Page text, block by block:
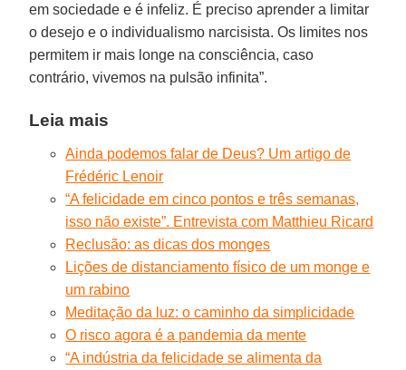
em sociedade e é infeliz. É preciso aprender a limitar
o desejo e o individualismo narcisista. Os limites nos
permitem ir mais longe na consciência, caso
contrário, vivemos na pulsão infinita”.
Leia mais
Ainda podemos falar de Deus? Um artigo de
Frédéric Lenoir
“A felicidade em cinco pontos e três semanas,
isso não existe”. Entrevista com Matthieu Ricard
Reclusão: as dicas dos monges
Lições de distanciamento físico de um monge e
um rabino
Meditação da luz: o caminho da simplicidade
O risco agora é a pandemia da mente
“A indústria da felicidade se alimenta da